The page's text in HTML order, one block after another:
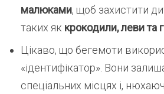
малюками, щоб захистити
таких як крокодили, леви та
Цікаво, що бегемоти
«ідентифікатор». Вони
спеціальних місцях і,